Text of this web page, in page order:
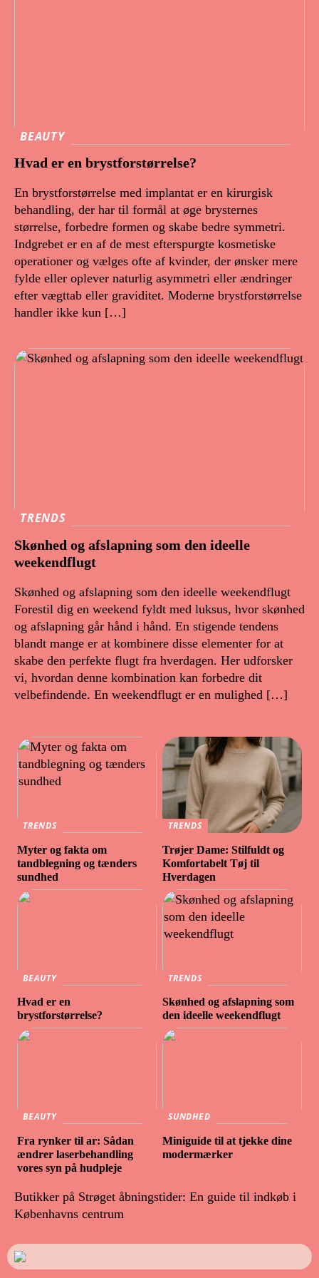
BEAUTY
Hvad er en brystforstørrelse?
En brystforstørrelse med implantat er en kirurgisk
behandling, der har til formål at øge brysternes
størrelse, forbedre formen og skabe bedre symmetri.
Indgrebet er en af de mest efterspurgte kosmetiske
operationer og vælges ofte af kvinder, der ønsker mere
fylde eller oplever naturlig asymmetri eller ændringer
efter vægttab eller graviditet. Moderne brystforstørrelse
handler ikke kun […]
TRENDS
Skønhed og afslapning som den ideelle
weekendflugt
Skønhed og afslapning som den ideelle weekendflugt
Forestil dig en weekend fyldt med luksus, hvor skønhed
og afslapning går hånd i hånd. En stigende tendens
blandt mange er at kombinere disse elementer for at
skabe den perfekte flugt fra hverdagen. Her udforsker
vi, hvordan denne kombination kan forbedre dit
velbefindende. En weekendflugt er en mulighed […]
TRENDS
Myter og fakta om
tandblegning og tænders
sundhed
TRENDS
Trøjer Dame: Stilfuldt og
Komfortabelt Tøj til
Hverdagen
BEAUTY
Hvad er en
brystforstørrelse?
TRENDS
Skønhed og afslapning som
den ideelle weekendflugt
BEAUTY
Fra rynker til ar: Sådan
ændrer laserbehandling
vores syn på hudpleje
SUNDHED
Miniguide til at tjekke dine
modermærker
Butikker på Strøget åbningstider: En guide til indkøb i
Københavns centrum